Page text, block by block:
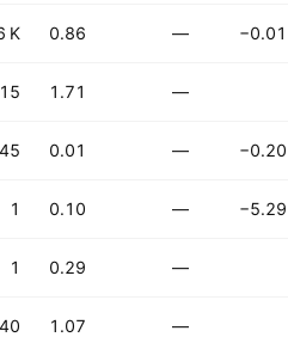
K 0.86 — −0.01
1.71 —
45 0.01 — −0.20
1 0.10 — −5.29
1 0.29 —
1.07 —